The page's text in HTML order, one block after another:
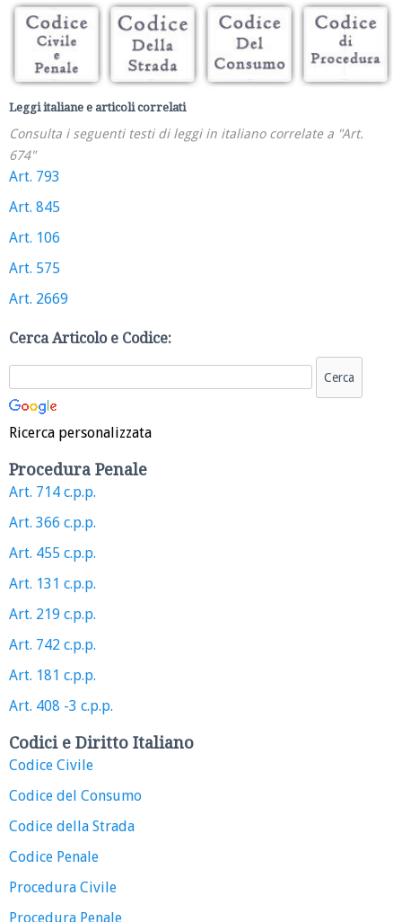
Leggi italiane e articoli correlati
Consulta i seguenti testi di leggi in italiano correlate a "Art.
674"
Art. 793
Art. 845
Art. 106
Art. 575
Art. 2669
Cerca Articolo e Codice:
Ricerca personalizzata
Procedura Penale
Art. 714 c.p.p.
Art. 366 c.p.p.
Art. 455 c.p.p.
Art. 131 c.p.p.
Art. 219 c.p.p.
Art. 742 c.p.p.
Art. 181 c.p.p.
Art. 408 -3 c.p.p.
Codici e Diritto Italiano
Codice Civile
Codice del Consumo
Codice della Strada
Codice Penale
Procedura Civile
Procedura Penale